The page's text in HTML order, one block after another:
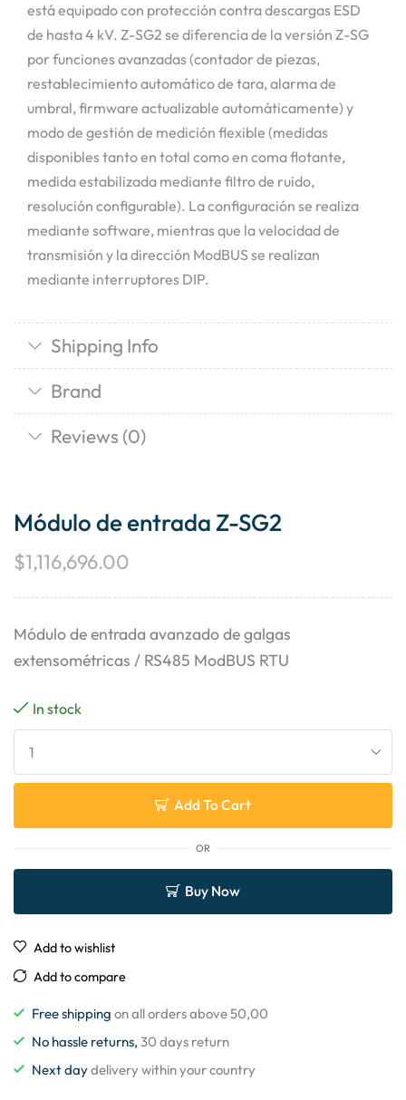
está equipado con protección contra descargas ESD
de hasta 4 kV. Z-SG2 se diferencia de la versión Z-SG
por funciones avanzadas (contador de piezas,
restablecimiento automático de tara, alarma de
umbral, firmware actualizable automáticamente) y
modo de gestión de medición flexible (medidas
disponibles tanto en total como en coma flotante,
medida estabilizada mediante filtro de ruido,
resolución configurable). La configuración se realiza
mediante software, mientras que la velocidad de
transmisión y la dirección ModBUS se realizan
mediante interruptores DIP.
Shipping Info
Brand
Reviews (0)
Módulo de entrada Z-SG2
$1,116,696.00
Módulo de entrada avanzado de galgas
extensométricas / RS485 ModBUS RTU
In stock
Add To Cart
OR
Buy Now
Add to wishlist
Add to compare
Free shipping on all orders above 50,00
No hassle returns, 30 days return
Next daydelivery within your country